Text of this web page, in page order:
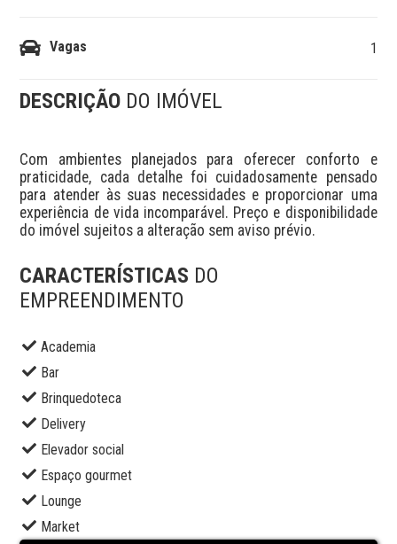
Vagas 1
DESCRIÇÃO DO IMÓVEL
Com ambientes planejados para oferecer conforto e
praticidade, cada detalhe foi cuidadosamente pensado
para atender às suas necessidades e proporcionar uma
experiência de vida incomparável. Preço e disponibilidade
do imóvel sujeitos a alteração sem aviso prévio.
CARACTERÍSTICAS DO
EMPREENDIMENTO
Academia
Bar
Brinquedoteca
Delivery
Elevador social
Espaço gourmet
Lounge
Market